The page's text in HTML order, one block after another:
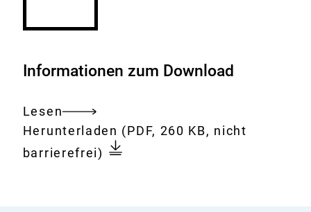
Informationen zum Download
Lesen
Gesamtes
Dokument
Download:
Herunterladen Gesundheitliche
Einzelfallbewertung
(PDF, 260 KB, nicht
barrierefrei)